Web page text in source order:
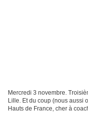
Mercredi 3 novembre.
Lille. Et du coup (nous aussi
Hauts de France, cher à